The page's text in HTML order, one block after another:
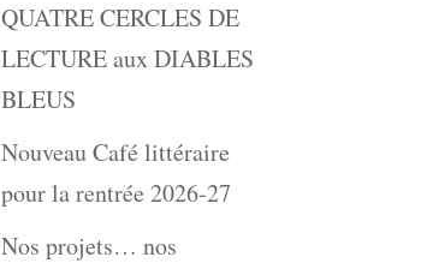
QUATRE CERCLES DE
LECTURE aux DIABLES
BLEUS
Nouveau Café littéraire
pour la rentrée 2026-27
Nos projets… nos